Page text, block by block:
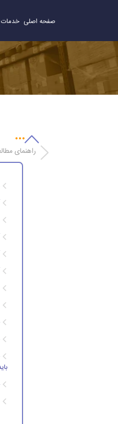
صفحه اصلی خدمات
راهنمای